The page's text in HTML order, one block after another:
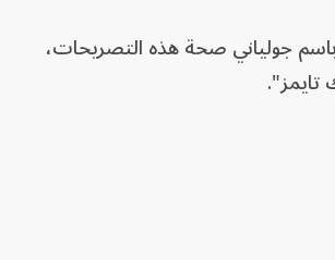
جولياني صحة هذه التصريحات،